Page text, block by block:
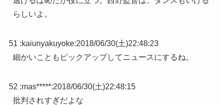
らしいよ。
51 :kaiunyakuyoke:2018/06/30(土)22:48:23
細かいこともピックアップしてニュースにするね。
52 :mas*****:2018/06/30(土)22:48:15
批判されすぎだよな